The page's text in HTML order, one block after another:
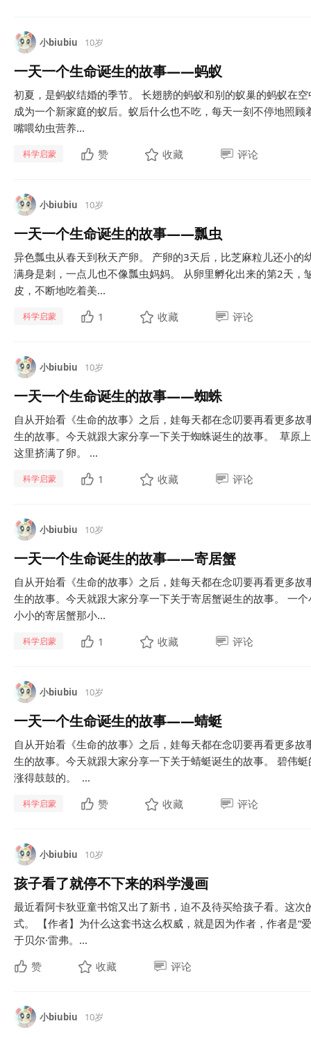
小biubiu 10岁
一天一个生命诞生的故事——蚂蚁
初夏，是蚂蚁结婚的季节。 长翅膀的蚂蚁和别的蚁巢的蚂蚁在
成为一个新家庭的蚁后。蚁后什么也不吃，每天一刻不停地照
嘴喂幼虫营养...
科学启蒙 赞 收藏 评论
小biubiu 10岁
一天一个生命诞生的故事——瓢虫
异色瓢虫从春天到秋天产卵。 产卵的3天后，比芝麻粒儿还小的
满身是刺，一点儿也不像瓢虫妈妈。 从卵里孵化出来的第2天，
皮，不断地吃着美...
科学启蒙 1 收藏 评论
小biubiu 10岁
一天一个生命诞生的故事——蜘蛛
自从开始看《生命的故事》之后，娃每天都在念叨要再看更多
生的故事。今天就跟大家分享一下关于蜘蛛诞生的故事。 草原
这里挤满了卵。 ...
科学启蒙 1 收藏 评论
小biubiu 10岁
一天一个生命诞生的故事——寄居蟹
自从开始看《生命的故事》之后，娃每天都在念叨要再看更多
生的故事。今天就跟大家分享一下关于寄居蟹诞生的故事。 一
小小的寄居蟹那小...
科学启蒙 1 收藏 评论
小biubiu 10岁
一天一个生命诞生的故事——蜻蜓
自从开始看《生命的故事》之后，娃每天都在念叨要再看更多
生的故事。今天就跟大家分享一下关于蜻蜓诞生的故事。 碧伟
涨得鼓鼓的。 ...
科学启蒙 赞 收藏 评论
小biubiu 10岁
孩子看了就停不下来的科学漫画
最近看阿卡狄亚童书馆又出了新书，迫不及待买给孩子看。这
式。 【作者】为什么这套书这么权威，就是因为作者，作者是
于贝尔·雷弗。...
赞
收藏 评论
小biubiu 10岁